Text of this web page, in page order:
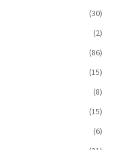
(30)
(2)
(86)
(15)
(8)
(15)
(6)